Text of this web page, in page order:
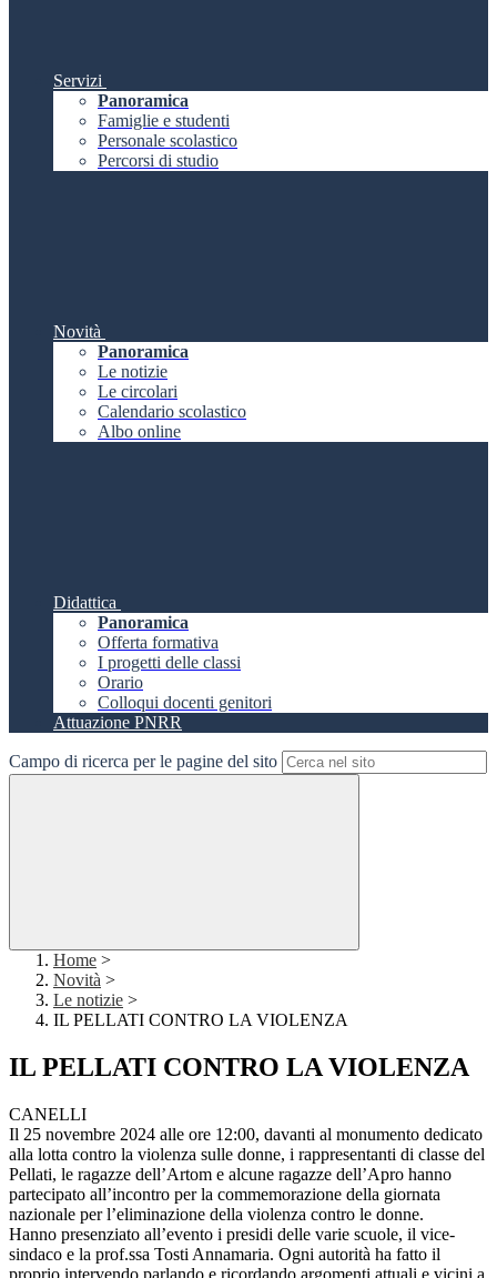
Servizi
Panoramica
Famiglie e studenti
Personale scolastico
Percorsi di studio
Novità
Panoramica
Le notizie
Le circolari
Calendario scolastico
Albo online
Didattica
Panoramica
Offerta formativa
I progetti delle classi
Orario
Colloqui docenti genitori
Attuazione PNRR
Campo di ricerca per le pagine del sito
Home >
Novità >
Le notizie >
IL PELLATI CONTRO LA VIOLENZA
IL PELLATI CONTRO LA VIOLENZA
CANELLI
Il 25 novembre 2024 alle ore 12:00, davanti al monumento dedicato
alla lotta contro la violenza sulle donne, i rappresentanti di classe del
Pellati, le ragazze dell’Artom e alcune ragazze dell’Apro hanno
partecipato all’incontro per la commemorazione della giornata
nazionale per l’eliminazione della violenza contro le donne.
Hanno presenziato all’evento i presidi delle varie scuole, il vice-
sindaco e la prof.ssa Tosti Annamaria. Ogni autorità ha fatto il